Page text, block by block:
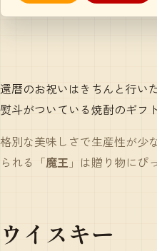
還暦のお祝いはきちんと行い
熨斗がついている焼酎のギフ
格別な美味しさで生産性が少
られる「魔王 」は贈り物にぴ
ウイスキー